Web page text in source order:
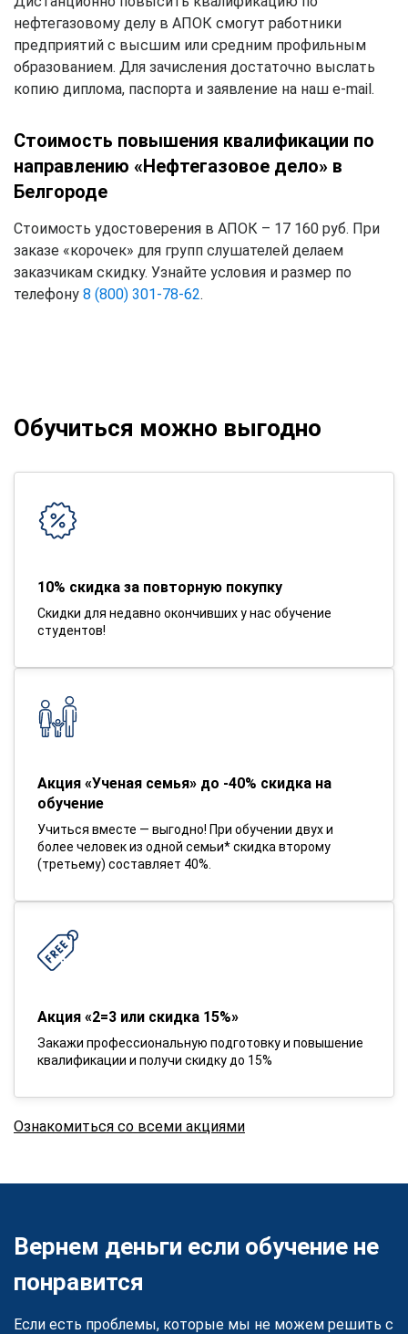
нефтегазовому делу в АПОК смогут работники
предприятий с высшим или средним профильным
образованием. Для зачисления достаточно выслать
копию диплома, паспорта и заявление на наш e-mail.
Стоимость повышения квалификации по
направлению «Нефтегазовое дело» в
Белгороде
Стоимость удостоверения в АПОК – 17 160 руб. При
заказе «корочек» для групп слушателей делаем
заказчикам скидку. Узнайте условия и размер по
телефону 8 (800) 301-78-62.
Обучиться можно выгодно
10% скидка за повторную покупку
Скидки для недавно окончивших у нас обучение
студентов!
Акция «Ученая семья» до -40% скидка на
обучение
Учиться вместе — выгодно! При обучении двух и
более человек из одной семьи* скидка второму
(третьему) составляет 40%.
Акция «2=3 или скидка 15%»
Закажи профессиональную подготовку и повышение
квалификации и получи скидку до 15%
Ознакомиться со всеми акциями
Вернем деньги если обучение не
понравится
Если есть проблемы, которые мы не можем решить с